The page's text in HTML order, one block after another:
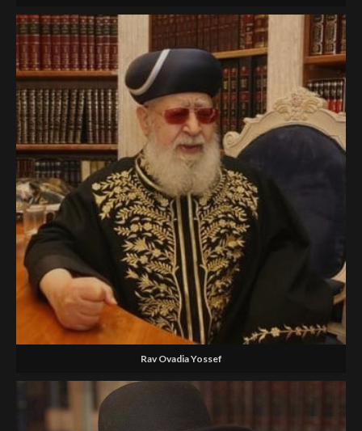
Rav Ovadia Yossef